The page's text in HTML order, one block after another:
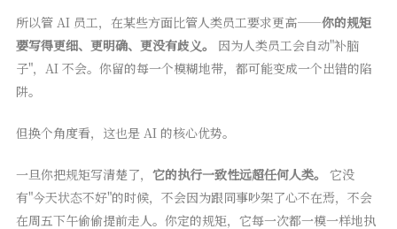
所以管 AI 员工，在某些方面比管人类员工要求更高——你的规矩
要写得更细、更明确、更没有歧义。
因为人类员工会自动"补脑
子"，AI 不会。你留的每一个模糊地带，都可能变成一个出错的陷
阱。
但换个角度看，这也是 AI 的核心优势。
一旦你把规矩写清楚了， 它的执行一致性远超任何人类。 它没
有"今天状态不好"的时候，不会因为跟同事吵架了心不在焉，不会
在周五下午偷偷提前走人。你定的规矩，它每一次都一模一样地执